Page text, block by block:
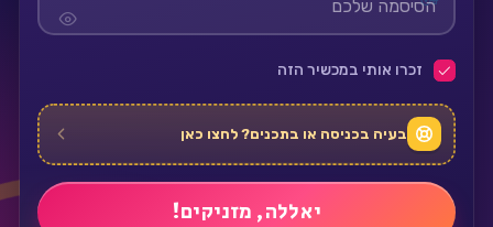
זכרו אותי במכשיר הזה
בעיה בכניסה או בתכנים? לחצו כאן